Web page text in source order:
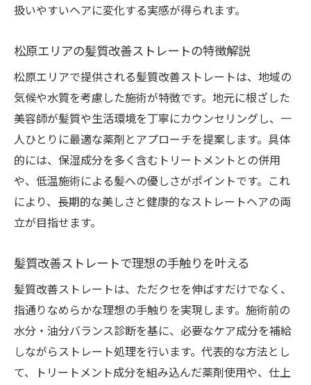
げ方
クセ毛対策に最適な髪質改善ストレート法
髪質改善ストレートでうねりを自然に抑制
クセ毛が扱いやすくなる髪質改善ストレー
ト
髪質改善ストレートで悩みを根本からサポ
ート
クセ毛女性に人気の髪質改善ストレート施
術
湿気対策に髪質改善ストレートが効果的な
理由
髪質改善ストレートなら梅雨でも崩れにく
い髪へ
湿気に負けない髪質改善ストレートのポイ
ント
扱いやすいヘアに変化する実感が得られます。
松原エリアの髪質改善ストレートの特徴解説
松原エリアで提供される髪質改善ストレートは、地域の
気候や水質を考慮した施術が特徴です。地元に根ざした
美容師が髪質や生活環境を丁寧にカウンセリングし、一
人ひとりに最適な薬剤とアプローチを提案します。具体
的には、保湿成分を多く含むトリートメントとの併用
や、低温施術による髪への優しさがポイントです。これ
により、長期的な美しさと健康的なストレートヘアの両
立が目指せます。
髪質改善ストレートで理想の手触りを叶える
髪質改善ストレートは、ただクセを伸ばすだけでなく、
指通りなめらかな理想の手触りを実現します。施術前の
水分・油分バランス診断を基に、必要なケア成分を補給
しながらストレート処理を行います。代表的な方法とし
て、トリートメント成分を組み込んだ薬剤使用や、仕上